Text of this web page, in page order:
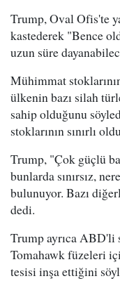
Trump, Oval Ofis'te
kastederek "Bence
uzun süre
Mühimmat
ülkenin bazı silah
sahip olduğunu
stoklarının sınırlı
Trump, "Çok güçlü
bunlarda sınırsız,
bulunuyor. Bazı
dedi.
Trump ayrıca ABD'li
Tomahawk füzeleri
tesisi inşa ettiğini